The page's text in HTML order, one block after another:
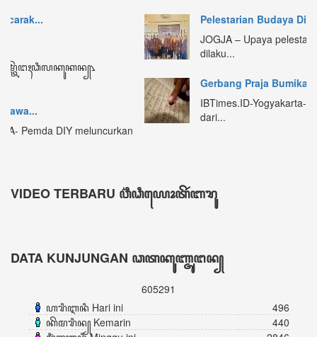
DATA KUNJUNGAN ꦣꦠꦏꦸꦚ꧀ꦗꦸꦔꦤ꧀
605291
496
ꦏꦼꦩꦫꦶꦤ꧀ Kemarin